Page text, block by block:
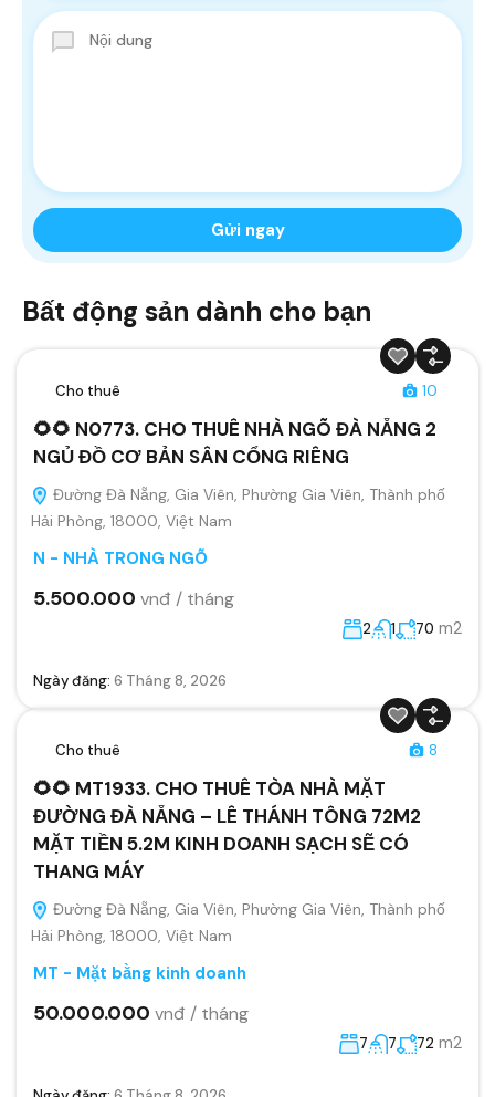
Bất động sản dành cho bạn
Cho thuê 10
🌻🌻 N0773. CHO THUÊ NHÀ NGÕ ĐÀ NẴNG 2
NGỦ ĐỒ CƠ BẢN SÂN CỔNG RIÊNG
Đường Đà Nẵng, Gia Viên, Phường Gia Viên, Thành phố
Hải Phòng, 18000, Việt Nam
N - NHÀ TRONG NGÕ
5.500.000 vnđ / tháng
2 1 70 m2
Ngày đăng: 6 Tháng 8, 2026
Cho thuê 8
🌻🌻 MT1933. CHO THUÊ TÒA NHÀ MẶT
ĐƯỜNG ĐÀ NẴNG – LÊ THÁNH TÔNG 72M2
MẶT TIỀN 5.2M KINH DOANH SẠCH SẼ CÓ
THANG MÁY
Đường Đà Nẵng, Gia Viên, Phường Gia Viên, Thành phố
Hải Phòng, 18000, Việt Nam
MT - Mặt bằng kinh doanh
50.000.000 vnđ / tháng
7 7 72 m2